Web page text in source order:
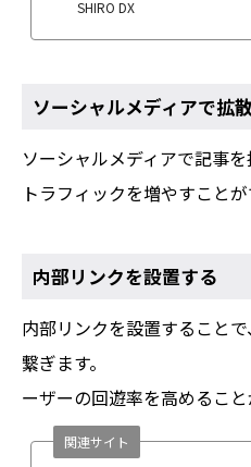
SHIRO DX
ソーシャルメディアで拡
ソーシャルメディアで記事
トラフィックを増やすことが
内部リンクを設置する
内部リンクを設置すること
繋ぎます。
ーザーの回遊率を高めること
関連サイト